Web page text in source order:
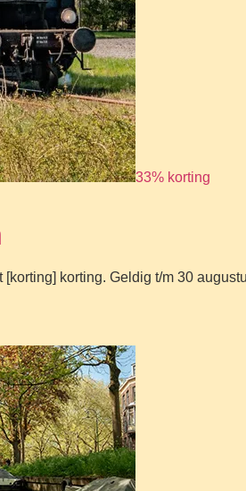
33% korting
korting. Geldig t/m 30